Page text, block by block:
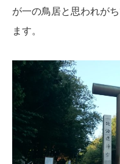
が一の鳥居と思われが
ます。